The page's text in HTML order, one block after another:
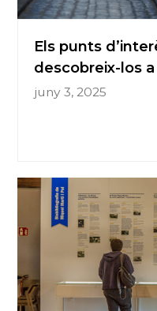
Els punts
descobreix-los
juny 3, 2025